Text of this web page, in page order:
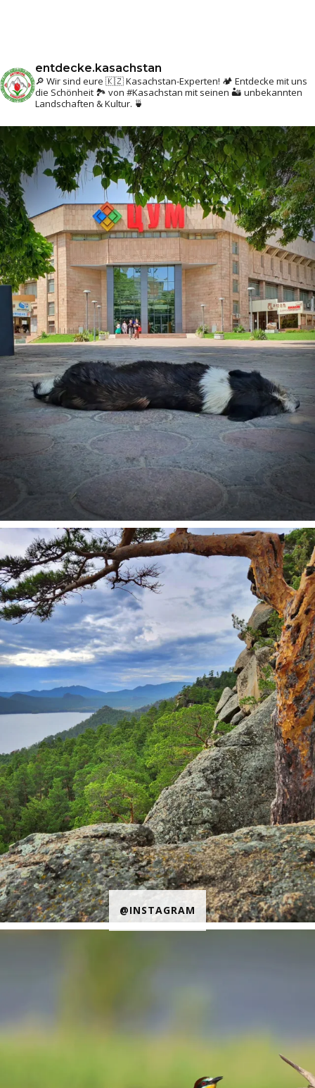
@INSTAGRAM
entdecke.kasachstan
🔎 Wir sind eure 🇰🇿 Kasachstan-Experten! 🏕 Entdecke mit uns
die Schönheit 🏞 von #Kasachstan mit seinen 🏜 unbekannten
Landschaften & Kultur. 🍵